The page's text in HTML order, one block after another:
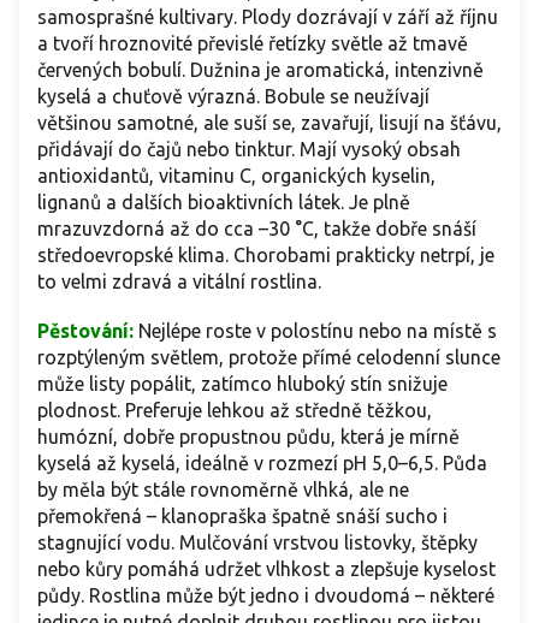
samosprašné kultivary. Plody dozrávají v září až říjnu
a tvoří hroznovité převislé řetízky světle až tmavě
červených bobulí. Dužnina je aromatická, intenzivně
kyselá a chuťově výrazná. Bobule se neužívají
většinou samotné, ale suší se, zavařují, lisují na šťávu,
přidávají do čajů nebo tinktur. Mají vysoký obsah
antioxidantů, vitaminu C, organických kyselin,
lignanů a dalších bioaktivních látek. Je plně
mrazuvzdorná až do cca –30 °C, takže dobře snáší
středoevropské klima. Chorobami prakticky netrpí, je
to velmi zdravá a vitální rostlina.
Pěstování: Nejlépe roste v polostínu nebo na místě s
rozptýleným světlem, protože přímé celodenní slunce
může listy popálit, zatímco hluboký stín snižuje
plodnost. Preferuje lehkou až středně těžkou,
humózní, dobře propustnou půdu, která je mírně
kyselá až kyselá, ideálně v rozmezí pH 5,0–6,5. Půda
by měla být stále rovnoměrně vlhká, ale ne
přemokřená – klanopraška špatně snáší sucho i
stagnující vodu. Mulčování vrstvou listovky, štěpky
nebo kůry pomáhá udržet vlhkost a zlepšuje kyselost
půdy. Rostlina může být jedno i dvoudomá – některé